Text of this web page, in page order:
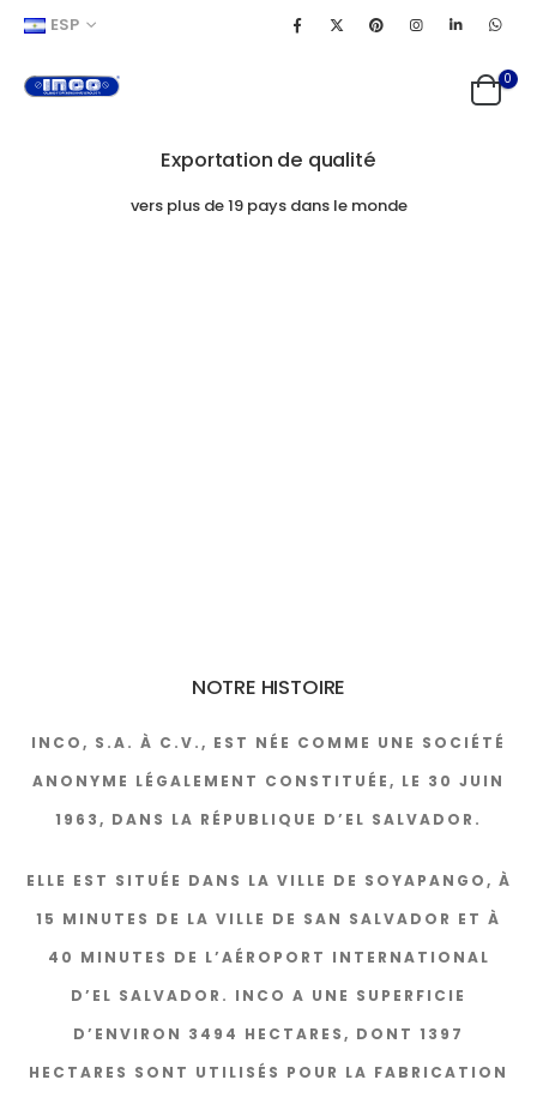
ESP
0
Exportation de qualité
vers plus de 19 pays dans le monde
NOTRE HISTOIRE
INCO, S.A. À C.V., EST NÉE COMME UNE SOCIÉTÉ
ANONYME LÉGALEMENT CONSTITUÉE, LE 30 JUIN
1963, DANS LA RÉPUBLIQUE D’EL SALVADOR.
ELLE EST SITUÉE DANS LA VILLE DE SOYAPANGO, À
15 MINUTES DE LA VILLE DE SAN SALVADOR ET À
40 MINUTES DE L’AÉROPORT INTERNATIONAL
D’EL SALVADOR. INCO A UNE SUPERFICIE
D’ENVIRON 3494 HECTARES, DONT 1397
HECTARES SONT UTILISÉS POUR LA FABRICATION